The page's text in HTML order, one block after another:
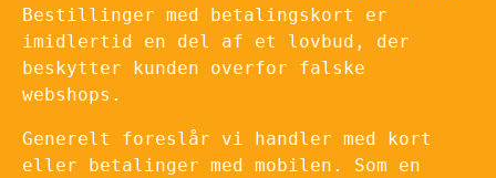
Bestillinger med betalingskort er
imidlertid en del af et lovbud, der
beskytter kunden overfor falske
webshops.
Generelt foreslår vi handler med kort
eller betalinger med mobilen. Som en